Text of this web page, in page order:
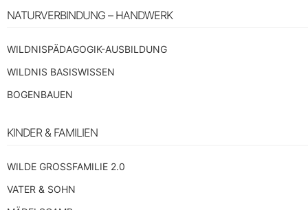
NATURVERBINDUNG – HANDWERK
WILDNISPÄDAGOGIK-AUSBILDUNG
WILDNIS BASISWISSEN
BOGENBAUEN
KINDER & FAMILIEN
WILDE GROSSFAMILIE 2.0
VATER & SOHN